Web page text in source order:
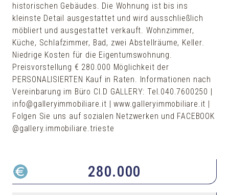
historischen Gebäudes. Die Wohnung ist bis ins
kleinste Detail ausgestattet und wird ausschließlich
möbliert und ausgestattet verkauft. Wohnzimmer,
Küche, Schlafzimmer, Bad, zwei Abstellräume, Keller.
Niedrige Kosten für die Eigentumswohnung.
Preisvorstellung € 280.000 Möglichkeit der
PERSONALISIERTEN Kauf in Raten. Informationen nach
Vereinbarung im Büro Cl.D GALLERY: Tel.040.7600250 |
info@galleryimmobiliare.it | www.galleryimmobiliare.it |
Folgen Sie uns auf sozialen Netzwerken und FACEBOOK
@gallery.immobiliare.trieste
280.000